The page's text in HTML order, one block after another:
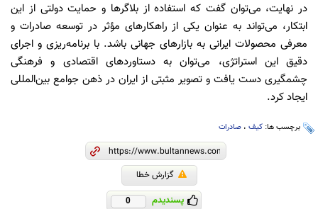
در نهایت، می‌توان گفت که استفاده از بلاگرها و حمایت دولتی از این
ابتکار، می‌تواند به عنوان یکی از راهکارهای مؤثر در توسعه صادرات و
معرفی محصولات ایرانی به بازارهای جهانی باشد. با برنامه‌ریزی و اجرای
دقیق این استراتژی، می‌توان به دستاوردهای اقتصادی و فرهنگی
چشمگیری دست یافت و تصویر مثبتی از ایران در ذهن جوامع بین‌المللی
ایجاد کرد.
برچسب ها: کیف ، صادرات
گزارش خطا
پسندیدم 0